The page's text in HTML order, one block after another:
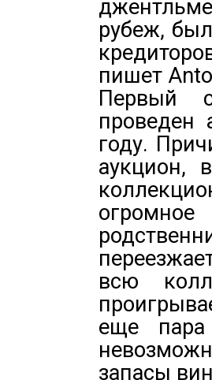
рубеж,
пишет
Первый
проведен
году.
аукцион,
всю
еще
запасы